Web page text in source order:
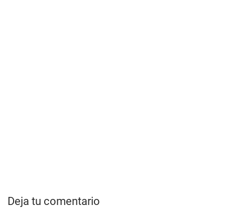
Deja tu comentario